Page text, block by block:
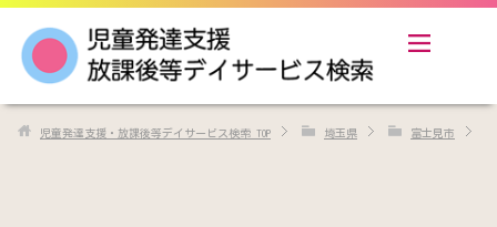
児童発達支援・放課後等デイサービス検索 TOP 埼玉県 富士見市